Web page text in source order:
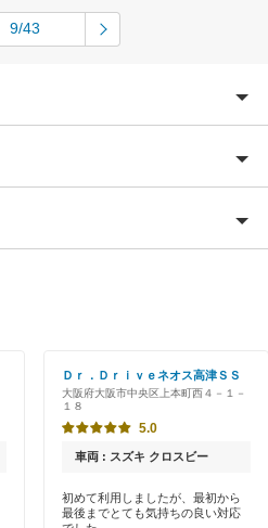
9/43
Ｄｒ．Ｄｒｉｖｅネオス高津ＳＳ
大阪府大阪市中央区上本町西４－１－
１８
5.0
車両 : スズキ クロスビー
初めて利用しましたが、最初から
最後までとても気持ちの良い対応